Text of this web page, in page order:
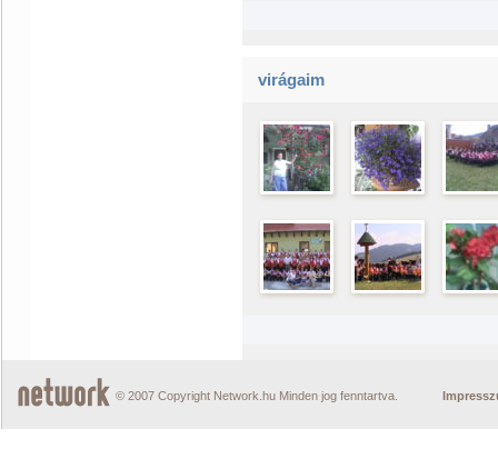
virágaim
© 2007 Copyright Network.hu Minden jog fenntartva.